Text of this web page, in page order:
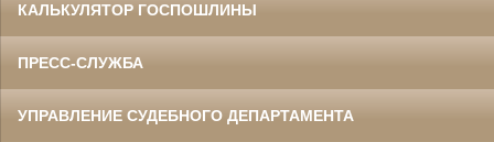
КАЛЬКУЛЯТОР ГОСПОШЛИНЫ
ПРЕСС-СЛУЖБА
УПРАВЛЕНИЕ СУДЕБНОГО ДЕПАРТАМЕНТА